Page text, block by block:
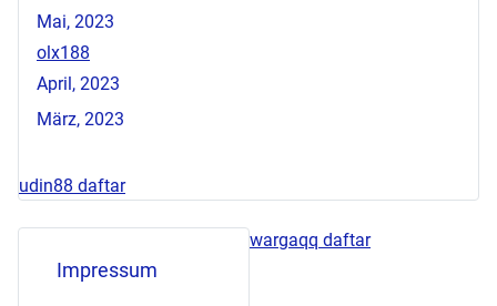
Mai, 2023
olx188
April, 2023
März, 2023
udin88 daftar
Impressum
wargaqq daftar